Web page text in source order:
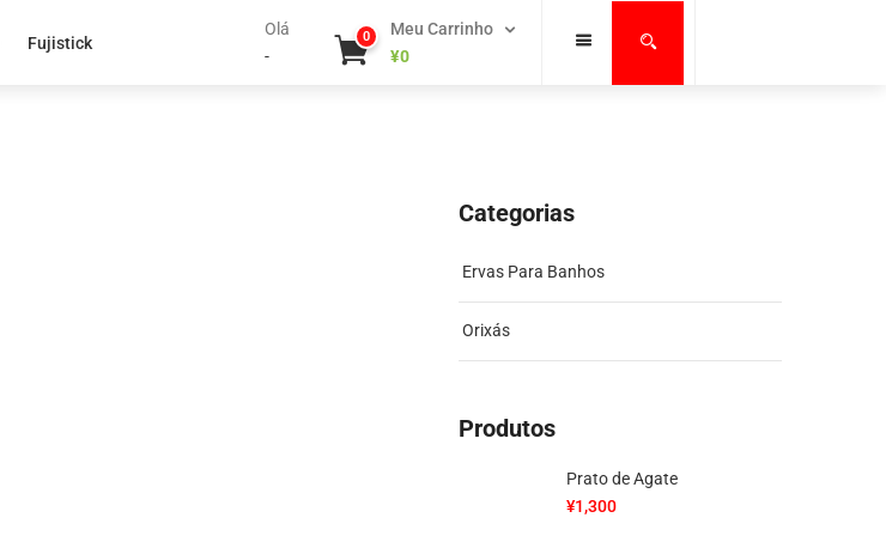
Fujistick
Olá
-
Meu Carrinho
0
¥0
Categorias
Ervas Para Banhos
Orixás
Produtos
Prato de Agate
¥1,300